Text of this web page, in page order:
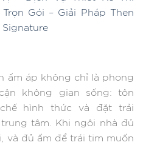
Gói – Giải Pháp Then
ấm áp không chỉ là phong
không gian sống: tôn
hình thức và đặt trải
tâm. Khi ngôi nhà đủ
và đủ ấm để trái tim muốn